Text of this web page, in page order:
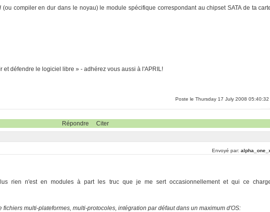
(ou compiler en dur dans le noyau) le module spécifique correspondant au chipset SATA de ta
et défendre le logiciel libre » - adhérez vous aussi à l'APRIL!
Poste le Thursday 17 July 2008 05:40:32
Répondre Citer
Envoyé par:
rien n'est en modules à part les truc que je me sert occasionnellement et qui ce
fichiers multi-plateformes, multi-protocoles, intégration par défaut dans un maximum d'OS: